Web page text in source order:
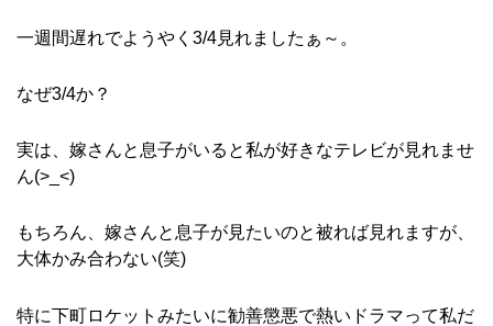
一週間遅れでようやく3/4見れましたぁ～。
なぜ3/4か？
実は、嫁さんと息子がいると私が好きなテレビが見れませ
ん(>_<)
もちろん、嫁さんと息子が見たいのと被れば見れますが、
大体かみ合わない(笑)
特に下町ロケットみたいに勧善懲悪で熱いドラマって私だ